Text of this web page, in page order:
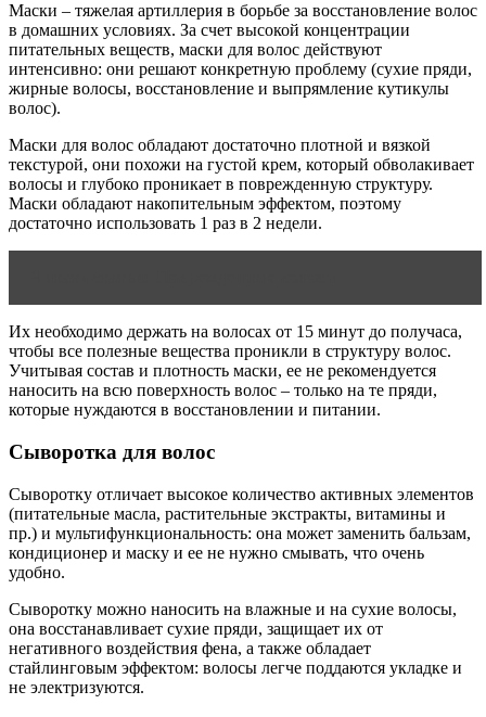
Маски – тяжелая артиллерия в борьбе за восстановление волос
в домашних условиях. За счет высокой концентрации
питательных веществ, маски для волос действуют
интенсивно: они решают конкретную проблему (сухие пряди,
жирные волосы, восстановление и выпрямление кутикулы
волос).
Маски для волос обладают достаточно плотной и вязкой
текстурой, они похожи на густой крем, который обволакивает
волосы и глубоко проникает в поврежденную структуру.
Маски обладают накопительным эффектом, поэтому
достаточно использовать 1 раз в 2 недели.
Их необходимо держать на волосах от 15 минут до получаса,
чтобы все полезные вещества проникли в структуру волос.
Учитывая состав и плотность маски, ее не рекомендуется
наносить на всю поверхность волос – только на те пряди,
которые нуждаются в восстановлении и питании.
Сыворотка для волос
Сыворотку отличает высокое количество активных элементов
(питательные масла, растительные экстракты, витамины и
пр.) и мультифункциональность: она может заменить бальзам,
кондиционер и маску и ее не нужно смывать, что очень
удобно.
Сыворотку можно наносить на влажные и на сухие волосы,
она восстанавливает сухие пряди, защищает их от
негативного воздействия фена, а также обладает
стайлинговым эффектом: волосы легче поддаются укладке и
не электризуются.